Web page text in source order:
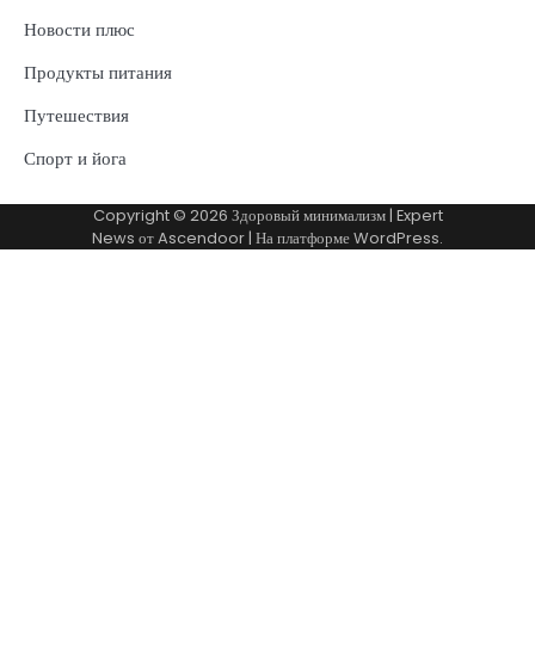
Новости плюс
Продукты питания
Путешествия
Спорт и йога
Copyright © 2026 Здоровый минимализм| Expert
News отAscendoor| На платформеWordPress.